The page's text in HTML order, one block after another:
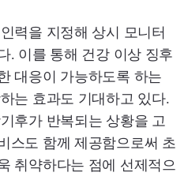
력을 지정해 상시 모니터
. 이를 통해 건강 이상 징후
대응이 가능하도록 하는
는 효과도 기대하고 있다.
후가 반복되는 상황을 고
스도 함께 제공함으로써 초
취약하다는 점에 선제적으